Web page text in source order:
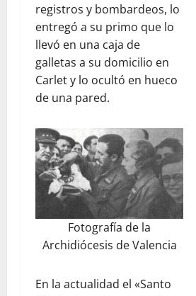
registros y bombardeos, lo
entregó a su primo que lo
llevó en una caja de
galletas a su domicilio en
Carlet y lo ocultó en hueco
de una pared.
Fotografía de la
Archidiócesis de Valencia
En la actualidad el «Santo